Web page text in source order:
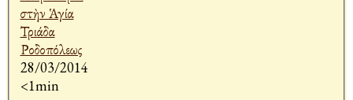
28/03/2014
<1min